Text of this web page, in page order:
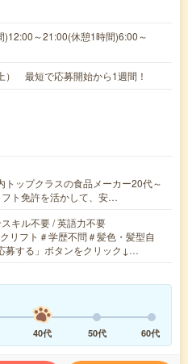
～21:00(休憩1時間)6:00～
） 最短で応募開始から1週間！
ップクラスの食品メーカー20代～
ト免許を活かして、安…
キル不要 / 英語力不要
リフト＃学歴不問＃髪色・髪型自
募する」ボタンをクリック↓…
40代 50代 60代